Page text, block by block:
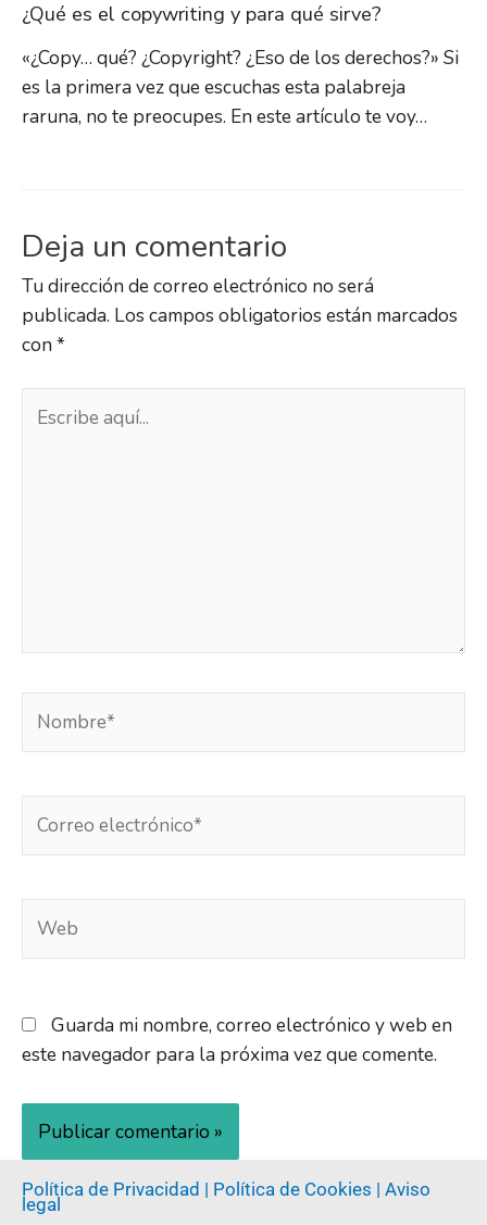
¿Qué es el copywriting y para qué sirve?
«¿Copy… qué? ¿Copyright? ¿Eso de los derechos?» Si
es la primera vez que escuchas esta palabreja
raruna, no te preocupes. En este artículo te voy…
Deja un comentario
Tu dirección de correo electrónico no será
publicada. Los campos obligatorios están marcados
con*
Guarda mi nombre, correo electrónico y web en
este navegador para la próxima vez que comente.
Política de Privacidad | Política de Cookies | Aviso
legal